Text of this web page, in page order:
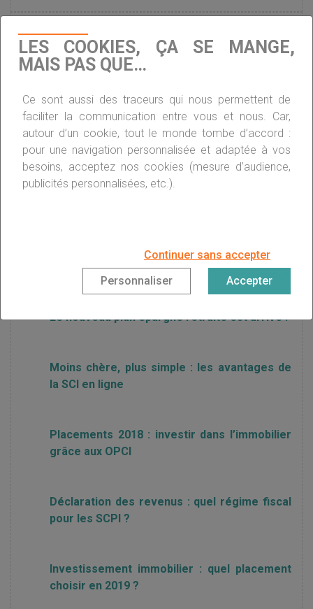
Investisseurs : que penser des placements
financiers ?
Placements : comment optimiser avant l’âge
de 50 ans ?
La SCPI, un placement qui fait fureur
À chaque âge son placement immobilier
Le nouveau plan épargne retraite est arrivé !
Moins chère, plus simple : les avantages de
la SCI en ligne
Placements 2018 : investir dans l’immobilier
grâce aux OPCI
Déclaration des revenus : quel régime fiscal
pour les SCPI ?
Investissement immobilier : quel placement
choisir en 2019 ?
LES COOKIES, ÇA SE MANGE,
MAIS PAS QUE…
Ce sont aussi des traceurs qui nous permettent de
faciliter la communication entre vous et nous. Car,
autour d’un cookie, tout le monde tombe d’accord :
pour une navigation personnalisée et adaptée à vos
besoins, acceptez nos cookies (mesure d’audience,
publicités personnalisées, etc.).
Continuer sans accepter
Personnaliser
Accepter